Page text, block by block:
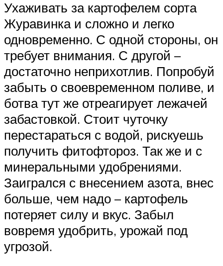
Ухаживать за картофелем сорта
Журавинка и сложно и легко
одновременно. С одной стороны, он
требует внимания. С другой –
достаточно неприхотлив. Попробуй
забыть о своевременном поливе, и
ботва тут же отреагирует лежачей
забастовкой. Стоит чуточку
перестараться с водой, рискуешь
получить фитофтороз. Так же и с
минеральными удобрениями.
Заигрался с внесением азота, внес
больше, чем надо – картофель
потеряет силу и вкус. Забыл
вовремя удобрить, урожай под
угрозой.